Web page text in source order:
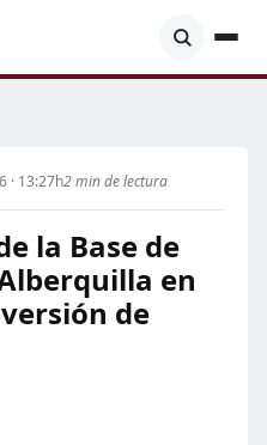
· 13:27h2 min de lectura
la Base de
en
de